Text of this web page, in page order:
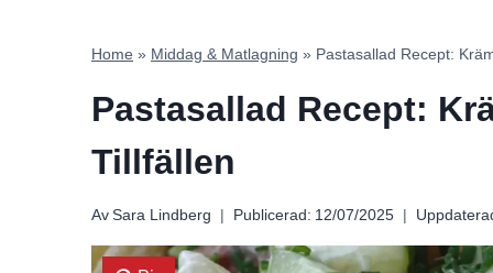
Home » Middag & Matlagning » Pastasallad Recept:
Pastasallad Recept:
Tillfällen
Av Sara Lindberg Publicerad: 12/07/2025